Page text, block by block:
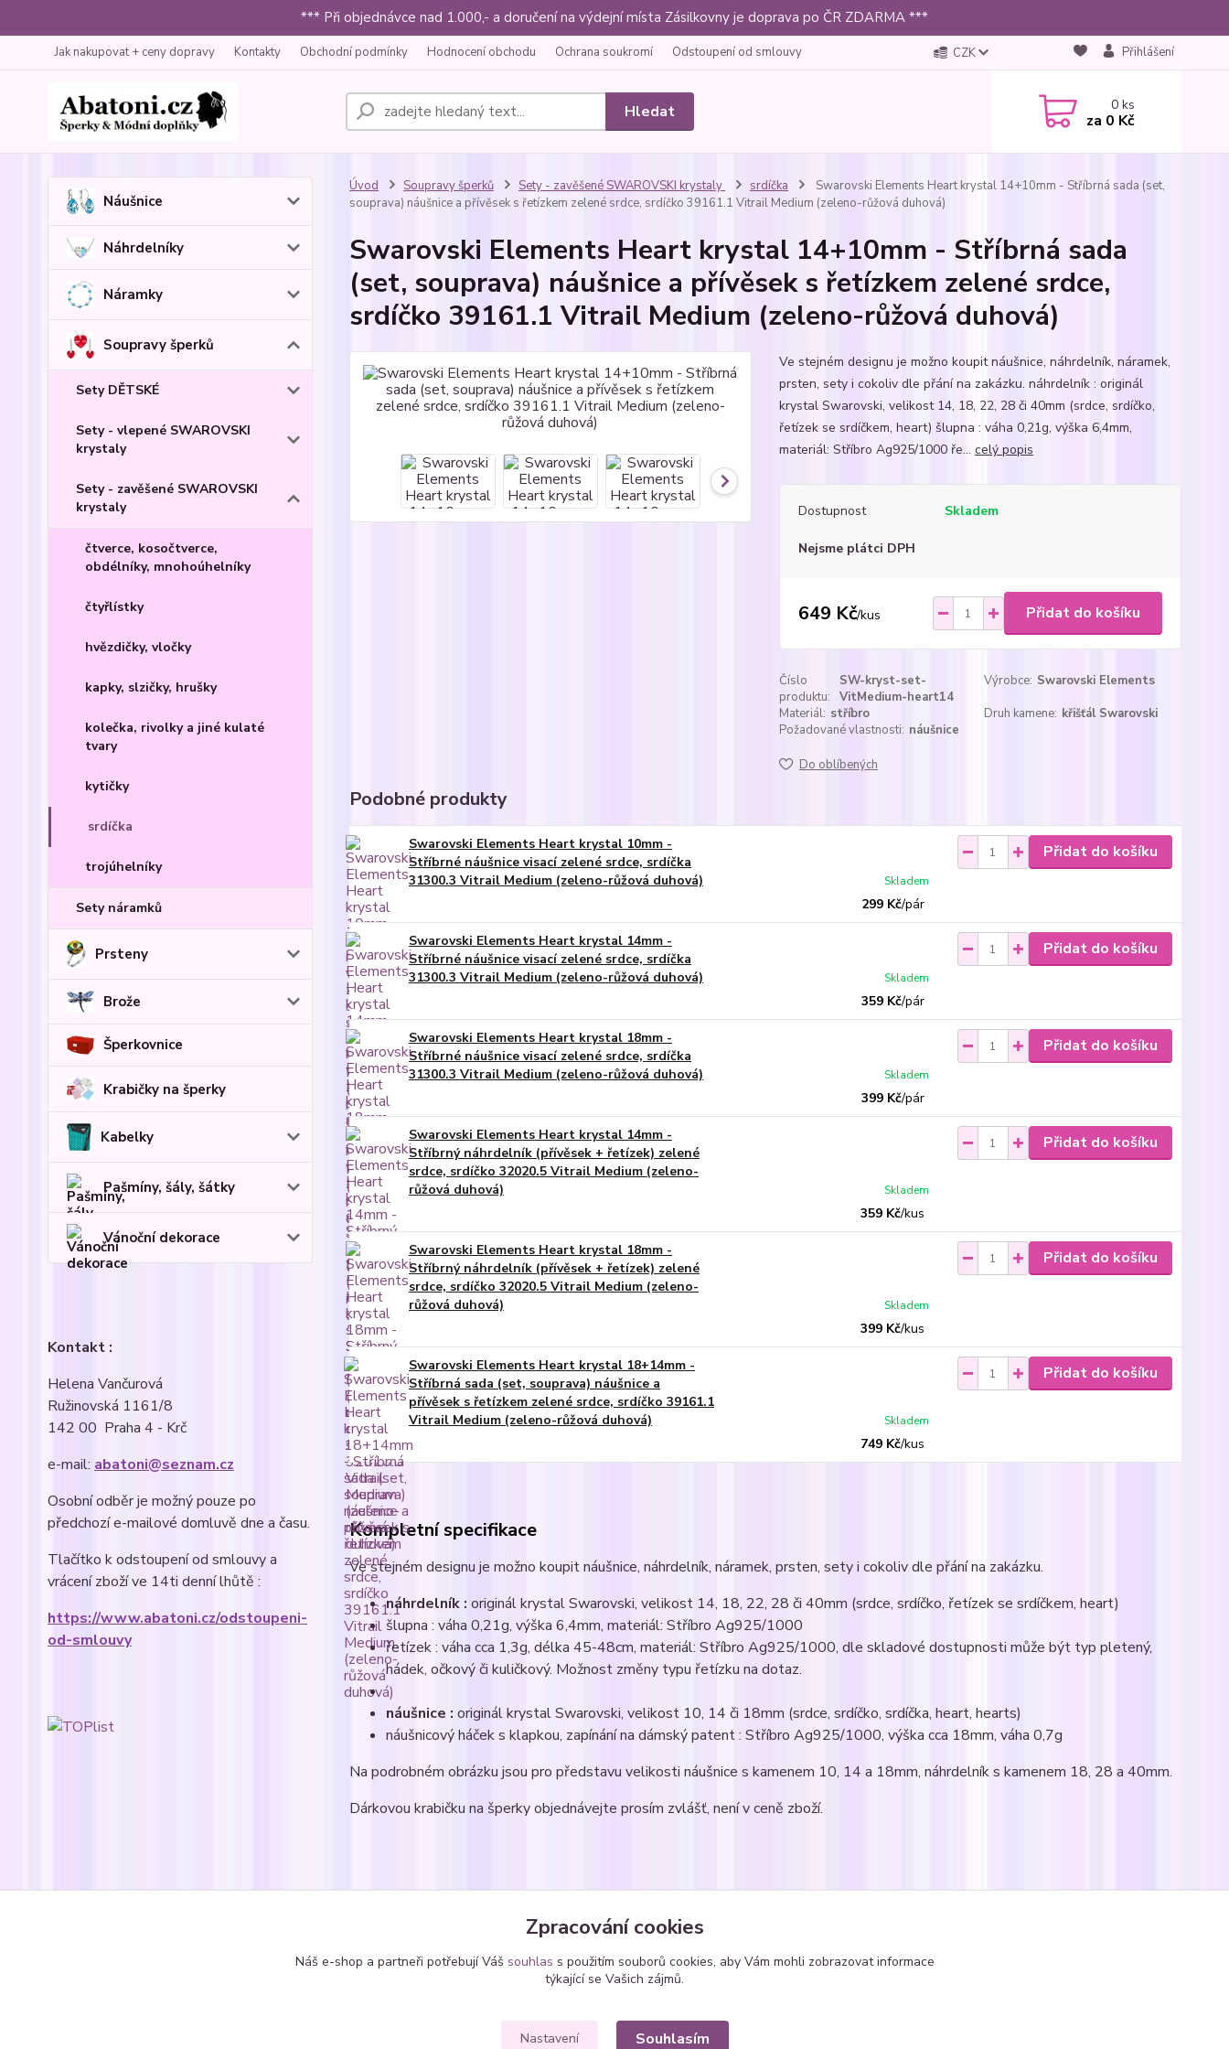
*** Při objednávce nad 1.000,- a doručení na výdejní místa Zásilkovny je doprava po ČR ZDARMA ***
Jak nakupovat + ceny dopravy Kontakty Obchodní podmínky Hodnocení obchodu Ochrana soukromí Odstoupení od smlouvy CZK Přihlášení
Hledat 0ks
za 0 Kč
Náušnice
Náhrdelníky
Náramky
Soupravy šperků
Sety DĚTSKÉ
Sety - vlepené SWAROVSKI
krystaly
Sety - zavěšené SWAROVSKI
krystaly
čtverce, kosočtverce,
obdélníky, mnohoúhelníky
čtyřlístky
hvězdičky, vločky
kapky, slzičky, hrušky
kolečka, rivolky a jiné kulaté
tvary
kytičky
srdíčka
trojúhelníky
Sety náramků
Prsteny
Brože
Šperkovnice
Krabičky na šperky
Kabelky
Pašmíny, šály, šátky
Vánoční dekorace
Kontakt :
Helena Vančurová
Ružinovská 1161/8
142 00 Praha 4 - Krč
e-mail: abatoni@seznam.cz
Osobní odběr je možný pouze po
předchozí e-mailové domluvě dne a času.
Tlačítko k odstoupení od smlouvy a
vrácení zboží ve 14ti denní lhůtě :
https://www.abatoni.cz/odstoupeni-
od-smlouvy
Úvod Soupravy šperků Sety - zavěšené SWAROVSKI krystaly srdíčka
Swarovski Elements Heart krystal 14+10mm - Stříbrná sada (set,
souprava) náušnice a přívěsek s řetízkem zelené srdce, srdíčko 39161.1 Vitrail Medium (zeleno-růžová duhová)
Swarovski Elements Heart krystal 14+10mm - Stříbrná sada
(set, souprava) náušnice a přívěsek s řetízkem zelené srdce,
srdíčko 39161.1 Vitrail Medium (zeleno-růžová duhová)
Ve stejném designu je možno koupit náušnice, náhrdelník, náramek,
prsten, sety i cokoliv dle přání na zakázku. náhrdelník : originál
krystal Swarovski, velikost 14, 18, 22, 28 či 40mm (srdce, srdíčko,
řetízek se srdíčkem, heart) šlupna : váha 0,21g, výška 6,4mm,
materiál: Stříbro Ag925/1000 ře... celý popis
Dostupnost Skladem
Nejsme plátci DPH
649 Kč/kus Přidat do košíku
Číslo
produktu:
SW-kryst-set-
VitMedium-heart14
Výrobce: Swarovski Elements
Materiál: stříbro Druh kamene: křišťál Swarovski
Požadované vlastnosti: náušnice
Do oblíbených
Podobné produkty
Swarovski Elements Heart krystal 10mm -
Stříbrné náušnice visací zelené srdce, srdíčka
31300.3 Vitrail Medium (zeleno-růžová duhová)
299 Kč/pár
Skladem
Přidat do košíku
Swarovski Elements Heart krystal 14mm -
Stříbrné náušnice visací zelené srdce, srdíčka
31300.3 Vitrail Medium (zeleno-růžová duhová)
359 Kč/pár
Skladem
Přidat do košíku
Swarovski Elements Heart krystal 18mm -
Stříbrné náušnice visací zelené srdce, srdíčka
31300.3 Vitrail Medium (zeleno-růžová duhová)
399 Kč/pár
Skladem
Přidat do košíku
Swarovski Elements Heart krystal 14mm -
Stříbrný náhrdelník (přívěsek + řetízek) zelené
srdce, srdíčko 32020.5 Vitrail Medium (zeleno-
růžová duhová)
359 Kč/kus
Skladem
Přidat do košíku
Swarovski Elements Heart krystal 18mm -
Stříbrný náhrdelník (přívěsek + řetízek) zelené
srdce, srdíčko 32020.5 Vitrail Medium (zeleno-
růžová duhová)
399 Kč/kus
Skladem
Přidat do košíku
Swarovski Elements Heart krystal 18+14mm -
Stříbrná sada (set, souprava) náušnice a
přívěsek s řetízkem zelené srdce, srdíčko 39161.1
Vitrail Medium (zeleno-růžová duhová)
749 Kč/kus
Skladem
Přidat do košíku
Kompletní specifikace
Ve stejném designu je možno koupit náušnice, náhrdelník, náramek, prsten, sety i cokoliv dle přání na zakázku.
náhrdelník : originál krystal Swarovski, velikost 14, 18, 22, 28 či 40mm (srdce, srdíčko, řetízek se srdíčkem, heart)
šlupna : váha 0,21g, výška 6,4mm, materiál: Stříbro Ag925/1000
řetízek : váha cca 1,3g, délka 45-48cm, materiál: Stříbro Ag925/1000, dle skladové dostupnosti může být typ pletený,
hádek, očkový či kuličkový. Možnost změny typu řetízku na dotaz.
náušnice : originál krystal Swarovski, velikost 10, 14 či 18mm (srdce, srdíčko, srdíčka, heart, hearts)
náušnicový háček s klapkou, zapínání na dámský patent : Stříbro Ag925/1000, výška cca 18mm, váha 0,7g
Na podrobném obrázku jsou pro představu velikosti náušnice s kamenem 10, 14 a 18mm, náhrdelník s kamenem 18, 28 a 40mm.
Dárkovou krabičku na šperky objednávejte prosím zvlášť, není v ceně zboží.
Zboží zařazeno v kategoriích
Soupravy šperků
Sety - zavěšené
SWAROVSKI krystaly
srdíčka
Zpracování cookies
Náš e-shop a partneři potřebují Váš souhlas s použitím souborů cookies, aby Vám mohli zobrazovat informace
týkající se Vašich zájmů.
Nastavení Souhlasím